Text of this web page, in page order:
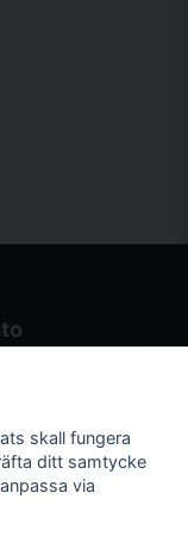
skall fungera
ditt samtycke
via